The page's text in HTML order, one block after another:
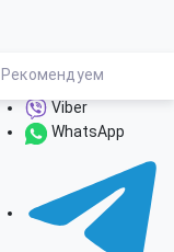
Viber
WhatsApp
Рекомендуем